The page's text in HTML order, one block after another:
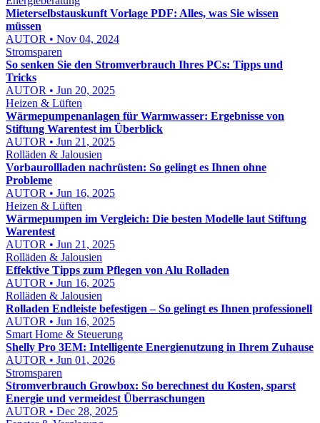
Mieterselbstauskunft Vorlage PDF: Alles, was Sie wissen
müssen
AUTOR • Nov 04, 2024
Stromsparen
So senken Sie den Stromverbrauch Ihres PCs: Tipps und
Tricks
AUTOR • Jun 20, 2025
Heizen & Lüften
Wärmepumpenanlagen für Warmwasser: Ergebnisse von
Stiftung Warentest im Überblick
AUTOR • Jun 21, 2025
Rolläden & Jalousien
Vorbaurollladen nachrüsten: So gelingt es Ihnen ohne
Probleme
AUTOR • Jun 16, 2025
Heizen & Lüften
Wärmepumpen im Vergleich: Die besten Modelle laut Stiftung
Warentest
AUTOR • Jun 21, 2025
Rolläden & Jalousien
Effektive Tipps zum Pflegen von Alu Rolladen
AUTOR • Jun 16, 2025
Rolläden & Jalousien
Rolladen Endleiste befestigen – So gelingt es Ihnen professionell
AUTOR • Jun 16, 2025
Smart Home & Steuerung
Shelly Pro 3EM: Intelligente Energienutzung in Ihrem Zuhause
AUTOR • Jun 01, 2026
Stromsparen
Stromverbrauch Growbox: So berechnest du Kosten, sparst
Energie und vermeidest Überraschungen
AUTOR • Dec 28, 2025